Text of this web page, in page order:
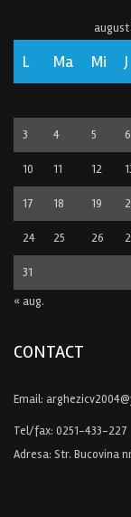
L Ma Mi J
3 4 5 6
10 11 12
17 18 19
24 25 26
31
« aug.
CONTACT
Email:
Tel/fax: 0251-433-227
Adresa: Str. Bucovina